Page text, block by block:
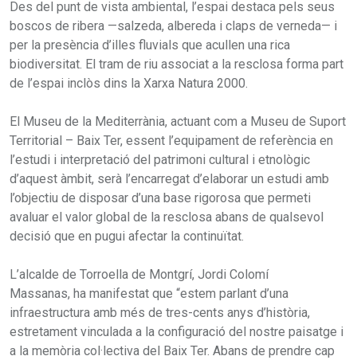
Des del punt de vista ambiental, l’espai destaca pels seus
boscos de ribera —salzeda, albereda i claps de verneda— i
per la presència d’illes fluvials que acullen una rica
biodiversitat. El tram de riu associat a la resclosa forma part
de l’espai inclòs dins la Xarxa Natura 2000.
El Museu de la Mediterrània, actuant com a Museu de Suport
Territorial – Baix Ter, essent l’equipament de referència en
l’estudi i interpretació del patrimoni cultural i etnològic
d’aquest àmbit, serà l’encarregat d’elaborar un estudi amb
l’objectiu de disposar d’una base rigorosa que permeti
avaluar el valor global de la resclosa abans de qualsevol
decisió que en pugui afectar la continuïtat.
L’alcalde de Torroella de Montgrí, Jordi Colomí
Massanas, ha manifestat que “estem parlant d’una
infraestructura amb més de tres-cents anys d’història,
estretament vinculada a la configuració del nostre paisatge i
a la memòria col·lectiva del Baix Ter. Abans de prendre cap